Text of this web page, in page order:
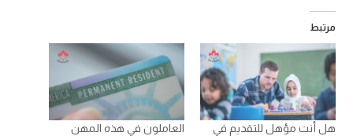
مرتبط
هل أنت مؤهل للتقديم في
العاملون في هذه المهن